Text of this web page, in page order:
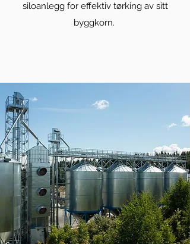
siloanlegg for effektiv tørking av sitt
byggkorn.